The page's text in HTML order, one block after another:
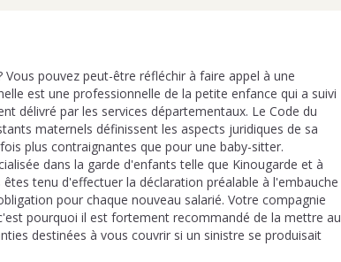
pouvez peut-être réfléchir à faire appel à une
est une professionnelle de la petite enfance qui a suivi
délivré par les services départementaux. Le Code du
maternels définissent les aspects juridiques de sa
plus contraignantes que pour une baby-sitter.
dans la garde d'enfants telle que Kinougarde et à
tenu d'effectuer la déclaration préalable à l'embauche
pour chaque nouveau salarié. Votre compagnie
pourquoi il est fortement recommandé de la mettre au
destinées à vous couvrir si un sinistre se produisait